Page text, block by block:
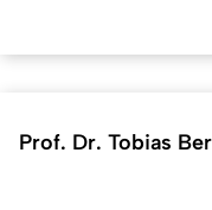
Prof. Dr. Tobias